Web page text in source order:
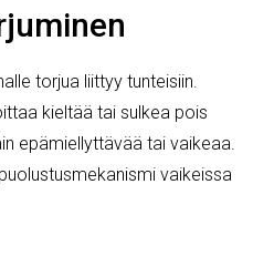
torjua liittyy tunteisiin.
kieltää tai sulkea pois
epämiellyttävää tai vaikeaa.
vaikeissa